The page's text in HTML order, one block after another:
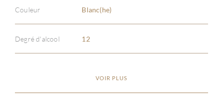
Couleur Blanc(he)
Degré d'alcool 12
VOIR PLUS